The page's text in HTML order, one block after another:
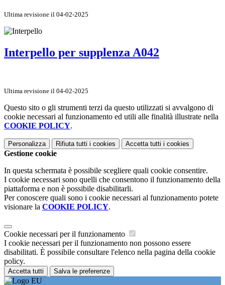
Ultima revisione il 04-02-2025
Interpello per supplenza A042
Ultima revisione il 04-02-2025
Questo sito o gli strumenti terzi da questo utilizzati si avvalgono di
cookie necessari al funzionamento ed utili alle finalità illustrate nella
COOKIE POLICY.
Personalizza Rifiuta tutti i cookies Accetta tutti i cookies
Gestione cookie
In questa schermata è possibile scegliere quali cookie consentire.
I cookie necessari sono quelli che consentono il funzionamento della
piattaforma e non è possibile disabilitarli.
Per conoscere quali sono i cookie necessari al funzionamento potete
visionare la COOKIE POLICY.
Cookie necessari per il funzionamento
I cookie necessari per il funzionamento non possono essere
disabilitati. È possibile consultare l'elenco nella pagina della cookie
policy.
Accetta tutti Salva le preferenze